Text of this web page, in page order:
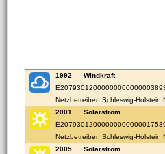
1992 Windkraft
Netzbetreiber: Schleswig-Holstein
2001
Solarstrom
Netzbetreiber: Schleswig-Holstein
2005
Solarstrom